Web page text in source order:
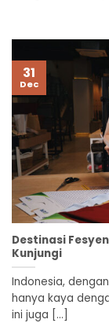
Destinasi
Kunjungi
Indonesia,
hanya kaya
ini juga [...]
31
Dec